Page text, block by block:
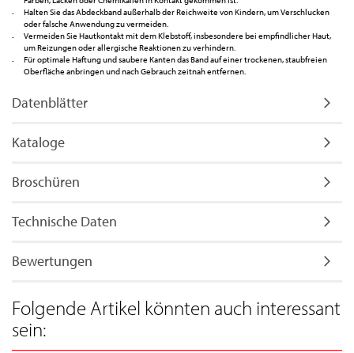
Halten Sie das Abdeckband außerhalb der Reichweite von Kindern, um Verschlucken
oder falsche Anwendung zu vermeiden.
Vermeiden Sie Hautkontakt mit dem Klebstoff, insbesondere bei empfindlicher Haut,
um Reizungen oder allergische Reaktionen zu verhindern.
Für optimale Haftung und saubere Kanten das Band auf einer trockenen, staubfreien
Oberfläche anbringen und nach Gebrauch zeitnah entfernen.
Datenblätter
Kataloge
Broschüren
Technische Daten
Bewertungen
Folgende Artikel könnten auch interessant
sein: